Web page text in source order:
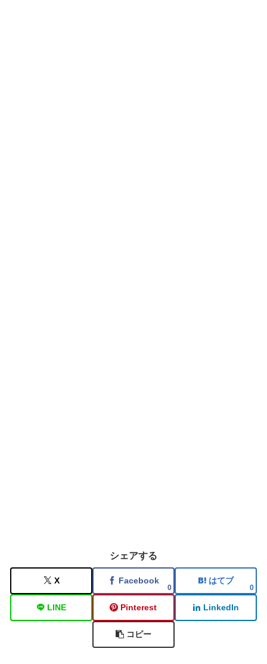
シェアする
X Facebook
0
はてブ
0
LINE Pinterest LinkedIn
コピー